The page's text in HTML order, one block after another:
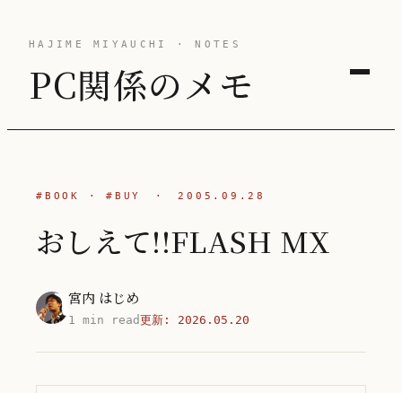
HAJIME MIYAUCHI · NOTES
PC関係のメモ
#BOOK · #BUY · 2005.09.28
おしえて!!FLASH MX
宮内 はじめ
1 min read更新: 2026.05.20